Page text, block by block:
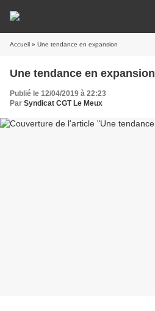
Accueil » Une tendance en expansion
Une tendance en expansion
Publié le 12/04/2019 à 22:23
Par Syndicat CGT Le Meux